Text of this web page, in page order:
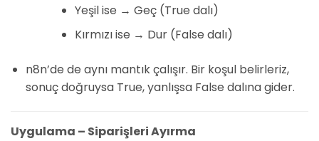
Yeşil ise → Geç (True dalı)
Kırmızı ise → Dur (False dalı)
n8n’de de aynı mantık çalışır. Bir koşul belirleriz,
sonuç doğruysa True, yanlışsa False dalına gider.
Uygulama – Siparişleri Ayırma